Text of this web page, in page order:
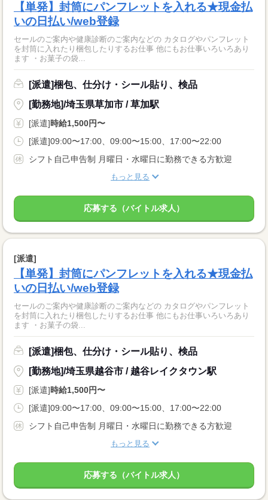
【単発】封筒にパンフレットを入れる★現金払
いの日払い/web登録
セールのご案内や健康診断のご案内などの カタログやパンフレット
を封筒に入れたり梱包したりするお仕事 他にもお仕事いろいろあり
ます ・お菓子の袋...
[派遣]梱包、仕分け・シール貼り、検品
[勤務地]/埼玉県草加市 / 草加駅
[派遣]時給1,500円〜
[派遣]09:00〜17:00、09:00〜15:00、17:00〜22:00
シフト自己申告制 月曜日・水曜日に勤務できる方歓迎
もっと見る
応募する（バイトル求人）
[派遣]
【単発】封筒にパンフレットを入れる★現金払
いの日払い/web登録
セールのご案内や健康診断のご案内などの カタログやパンフレット
を封筒に入れたり梱包したりするお仕事 他にもお仕事いろいろあり
ます ・お菓子の袋...
[派遣]梱包、仕分け・シール貼り、検品
[勤務地]/埼玉県越谷市 / 越谷レイクタウン駅
[派遣]時給1,500円〜
[派遣]09:00〜17:00、09:00〜15:00、17:00〜22:00
シフト自己申告制 月曜日・水曜日に勤務できる方歓迎
もっと見る
応募する（バイトル求人）